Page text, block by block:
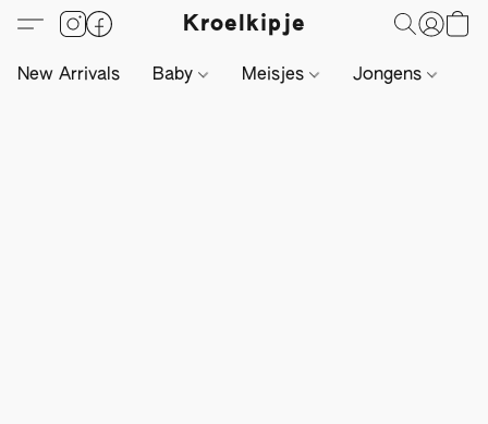
Kroelkipje
New Arrivals Baby Meisjes Jongens